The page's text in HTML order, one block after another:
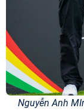
Nguyễn Anh